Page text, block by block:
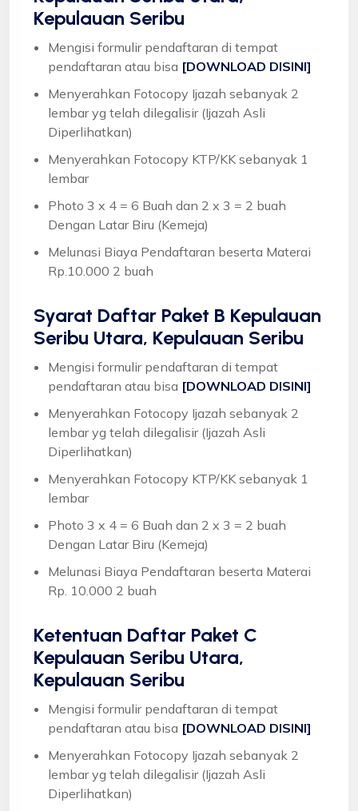
Kepulauan Seribu
Mengisi formulir pendaftaran di tempat
pendaftaran atau bisa [DOWNLOAD DISINI]
Menyerahkan Fotocopy Ijazah sebanyak 2
lembar yg telah dilegalisir (Ijazah Asli
Diperlihatkan)
Menyerahkan Fotocopy KTP/KK sebanyak 1
lembar
Photo 3 x 4 = 6 Buah dan 2 x 3 = 2 buah
Dengan Latar Biru (Kemeja)
Melunasi Biaya Pendaftaran beserta Materai
Rp.10.000 2 buah
Syarat Daftar Paket B Kepulauan
Seribu Utara, Kepulauan Seribu
Mengisi formulir pendaftaran di tempat
pendaftaran atau bisa [DOWNLOAD DISINI]
Menyerahkan Fotocopy Ijazah sebanyak 2
lembar yg telah dilegalisir (Ijazah Asli
Diperlihatkan)
Menyerahkan Fotocopy KTP/KK sebanyak 1
lembar
Photo 3 x 4 = 6 Buah dan 2 x 3 = 2 buah
Dengan Latar Biru (Kemeja)
Melunasi Biaya Pendaftaran beserta Materai
Rp. 10.000 2 buah
Ketentuan Daftar Paket C
Kepulauan Seribu Utara,
Kepulauan Seribu
Mengisi formulir pendaftaran di tempat
pendaftaran atau bisa [DOWNLOAD DISINI]
Menyerahkan Fotocopy Ijazah sebanyak 2
lembar yg telah dilegalisir (Ijazah Asli
Diperlihatkan)